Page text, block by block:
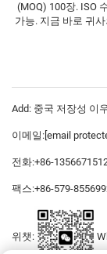
(MOQ) 100장. ISO
가능. 지금 바로 귀
Add: 중국 저장성 이
이메일: [email
전화:+86-
팩스:+86-579-
위챗: